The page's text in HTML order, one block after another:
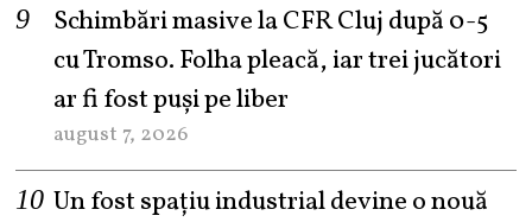
Schimbări masive la CFR Cluj după 0-5
cu Tromso. Folha pleacă, iar trei jucători
ar fi fost puși pe liber
august 7, 2026
Un fost spațiu industrial devine o nouă